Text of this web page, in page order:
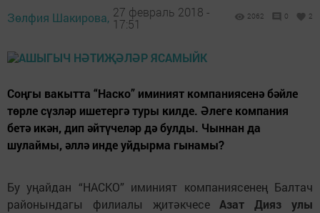
Зөлфия Шакирова, 27 февраль 2018 -
17:51
2062 0 2
Соңгы вакытта “Наско” иминият компаниясенә бәйле
төрле сүзләр ишетергә туры килде. Әлеге компания
бетә икән, дип әйтүчеләр дә булды. Чыннан да
шулаймы, әллә инде уйдырма гынамы?
Бу уңайдан “НАСКО” иминият компаниясенең Балтач
районындагы филиалы җитәкчесеАзат Дияз улы